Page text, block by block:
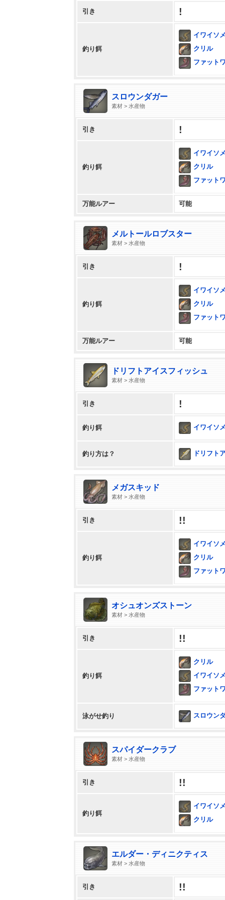
引き !
釣り餌
イワイソメ
クリル
ファット
スロウンダガー
素材 > 水産物
引き !
釣り餌
イワイソメ
クリル
ファット
万能ルアー 可能
メルトールロブスター
素材 > 水産物
引き !
釣り餌
イワイソメ
クリル
ファット
万能ルアー 可能
ドリフトアイスフィッシュ
素材 > 水産物
引き !
釣り餌 イワイソメ
釣り方は？ ドリフト
メガスキッド
素材 > 水産物
引き !!
釣り餌
イワイソメ
クリル
ファット
オシュオンズストーン
素材 > 水産物
引き !!
釣り餌
クリル
イワイソメ
ファット
泳がせ釣り スロウン
スパイダークラブ
素材 > 水産物
引き !!
釣り餌
イワイソメ
クリル
エルダー・ディニクティス
素材 > 水産物
引き !!